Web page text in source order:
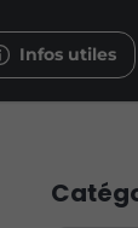
Infos utiles